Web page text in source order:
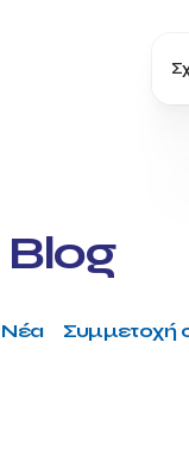
Blog
Νέα Συμμετοχή